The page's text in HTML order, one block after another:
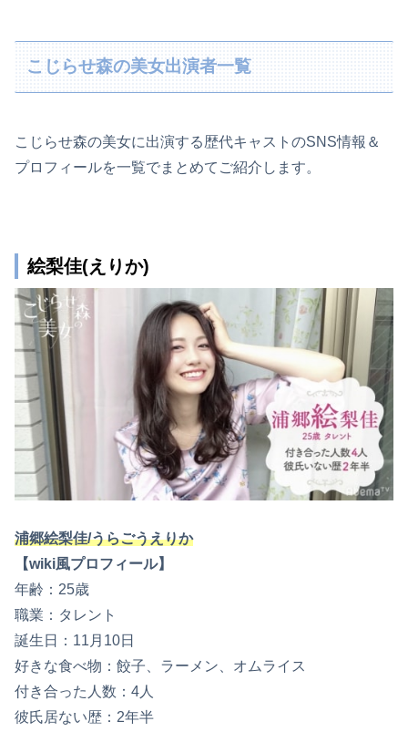
こじらせ森の美女出演者一覧
こじらせ森の美女に出演する歴代キャストのSNS情報＆
プロフィールを一覧でまとめてご紹介します。
絵梨佳(えりか)
浦郷絵梨佳/うらごうえりか
【wiki風プロフィール】
年齢：25歳
職業：タレント
誕生日：11月10日
好きな食べ物：餃子、ラーメン、オムライス
付き合った人数：4人
彼氏居ない歴：2年半